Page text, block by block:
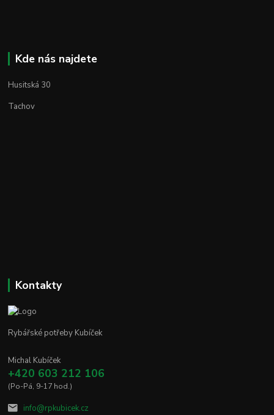
Kde nás najdete
Husitská 30
Tachov
Kontakty
Rybářské potřeby Kubíček
Michal Kubíček
+420 603 212 106
(Po-Pá, 9-17 hod.)
info@rpkubicek.cz